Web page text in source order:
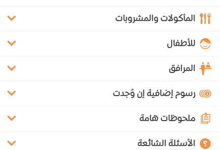
المأكولات والمشروبات
للأطفال
المرافق
رسوم إضافية إن وُجدت
ملحوظات هامة
الأسئلة الشائعة